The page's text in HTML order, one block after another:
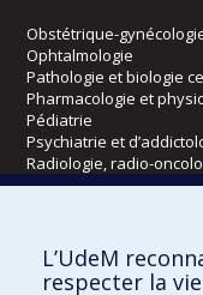
Obstétrique-
Ophtalmologie
Pathologie et biologie
Pharmacologie et
Pédiatrie
Psychiatrie et
Radiologie, radio-
Écoles
Kinésiologie et des
L’UdeM
respecter la